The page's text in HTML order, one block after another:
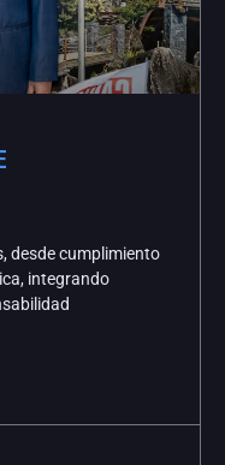
desde cumplimiento
integrando